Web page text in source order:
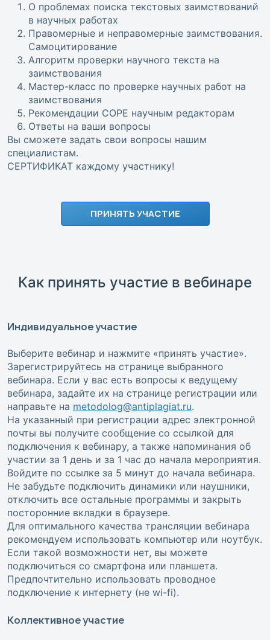
О проблемах поиска текстовых заимствований
в научных работах
Правомерные и неправомерные заимствования.
Самоцитирование
Алгоритм проверки научного текста на
заимствования
Мастер-класс по проверке научных работ на
заимствования
Рекомендации COPE научным редакторам
Ответы на ваши вопросы
Вы сможете задать свои вопросы нашим
специалистам.
СЕРТИФИКАТ каждому участнику!
ПРИНЯТЬ УЧАСТИЕ
Как принять участие в вебинаре
Индивидуальное участие
Выберите вебинар и нажмите «принять участие».
Зарегистрируйтесь на странице выбранного
вебинара. Если у вас есть вопросы к ведущему
вебинара, задайте их на странице регистрации или
направьте на metodolog@antiplagiat.ru.
На указанный при регистрации адрес электронной
почты вы получите сообщение со ссылкой для
подключения к вебинару, а также напоминания об
участии за 1 день и за 1 час до начала мероприятия.
Войдите по ссылке за 5 минут до начала вебинара.
Не забудьте подключить динамики или наушники,
отключить все остальные программы и закрыть
посторонние вкладки в браузере.
Для оптимального качества трансляции вебинара
рекомендуем использовать компьютер или ноутбук.
Если такой возможности нет, вы можете
подключиться со смартфона или планшета.
Предпочтительно использовать проводное
подключение к интернету (не wi-fi).
Коллективное участие